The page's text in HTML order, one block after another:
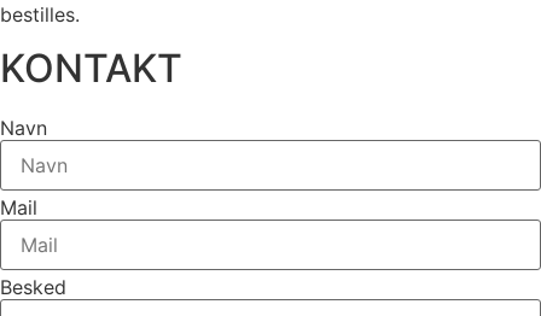
bestilles.
KONTAKT
Navn
Mail
Besked